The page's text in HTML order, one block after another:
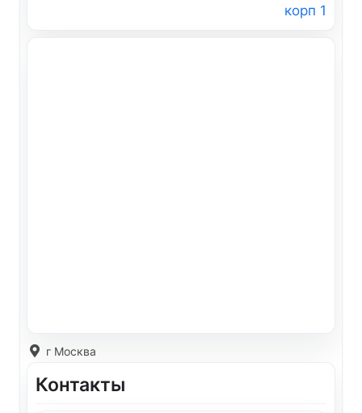
корп 1
г Москва
Контакты